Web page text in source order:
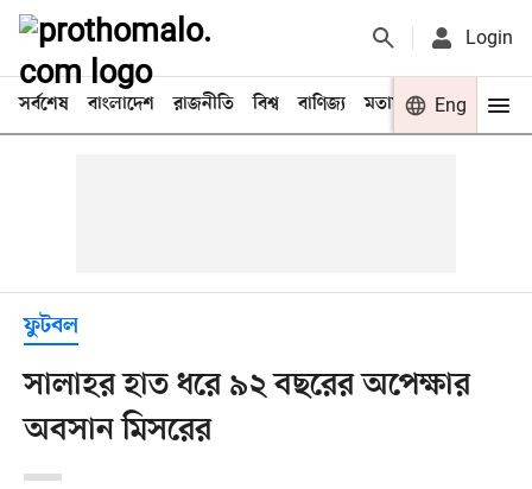
Login
সর্বশেষ বাংলাদেশ রাজনীতি বিশ্ব বাণিজ্য মতামত খেলা
Eng
ফুটবল
সালাহর হাত ধরে ৯২ বছরের অপেক্ষার
অবসান মিসরের